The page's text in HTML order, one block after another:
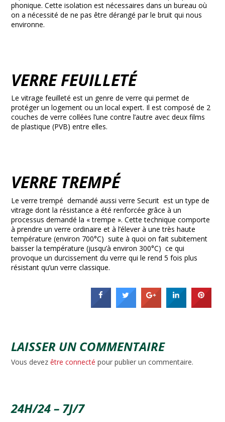
phonique. Cette isolation est nécessaires dans un bureau où
on a nécessité de ne pas être dérangé par le bruit qui nous
environne.
VERRE FEUILLETÉ
Le vitrage feuilleté est un genre de verre qui permet de
protéger un logement ou un local expert. Il est composé de 2
couches de verre collées l’une contre l’autre avec deux films
de plastique (PVB) entre elles.
VERRE TREMPÉ
Le verre trempé demandé aussi verre Securit est un type de
vitrage dont la résistance a été renforcée grâce à un
processus demandé la « trempe ». Cette technique comporte
à prendre un verre ordinaire et à l’élever à une très haute
température (environ 700°C) suite à quoi on fait subitement
baisser la température (jusqu’à environ 300°C) ce qui
provoque un durcissement du verre qui le rend 5 fois plus
résistant qu’un verre classique.
LAISSER UN COMMENTAIRE
Vous devezêtre connecté pour publier un commentaire.
24H/24 – 7J/7